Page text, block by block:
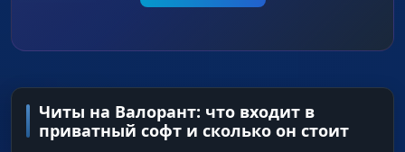
Читы на Валорант: что входит в
приватный софт и сколько он стоит